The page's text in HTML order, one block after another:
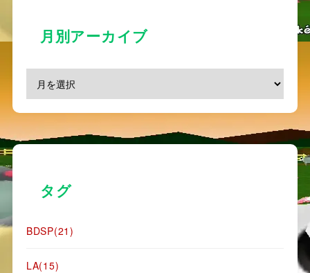
月別アーカイブ
タグ
BDSP(21)
LA(15)